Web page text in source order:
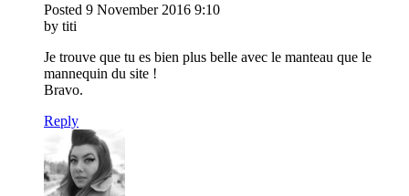
Posted 9 November 2016 9:10
by titi
Je trouve que tu es bien plus belle avec le manteau que le
mannequin du site !
Bravo.
Reply